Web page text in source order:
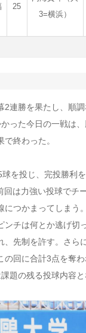
25
3=横浜）
2連勝を果たし、順
った今日の一戦は
終わった。
を投じ、完投勝利
回は力強い投球でチ
につかまってしまう
ンチは何とか逃げ切
、先制を許す。さら
の回に合計3点を奪
題の残る投球内容と